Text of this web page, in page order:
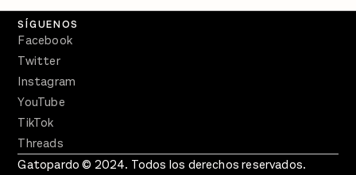
SÍGUENOS
Facebook
Twitter
Instagram
YouTube
TikTok
Threads
Gatopardo © 2024. Todos los derechos reservados.